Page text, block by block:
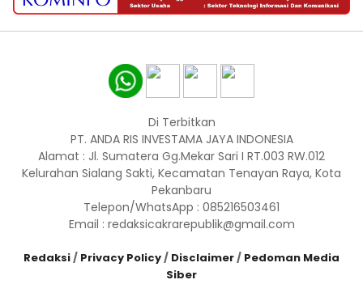
Di Terbitkan
PT. ANDA RIS INVESTAMA JAYA INDONESIA
Alamat : Jl. Sumatera Gg.Mekar Sari I RT.003 RW.012
Kelurahan Sialang Sakti, Kecamatan Tenayan Raya, Kota
Pekanbaru
Telepon/WhatsApp : 085216503461
Email : redaksicakrarepublik@gmail.com
Redaksi/ Privacy Policy/ Disclaimer/ Pedoman Media
Siber